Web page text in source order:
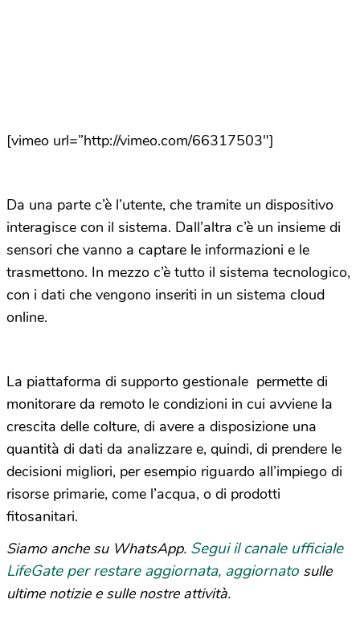
[vimeo url=”http://vimeo.com/66317503″]
Da una parte c’è l’utente, che tramite un dispositivo
interagisce con il sistema. Dall’altra c’è un insieme di
sensori che vanno a captare le informazioni e le
trasmettono. In mezzo c’è tutto il sistema tecnologico,
con i dati che vengono inseriti in un sistema cloud
online.
La piattaforma di supporto gestionale permette di
monitorare da remoto le condizioni in cui avviene la
crescita delle colture, di avere a disposizione una
quantità di dati da analizzare e, quindi, di prendere le
decisioni migliori, per esempio riguardo all’impiego di
risorse primarie, come l’acqua, o di prodotti
fitosanitari.
Siamo anche su WhatsApp. Segui il canale ufficiale
LifeGate per restare aggiornata, aggiornato sulle
ultime notizie e sulle nostre attività.